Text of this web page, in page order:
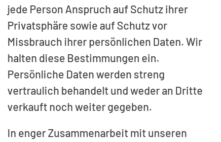
jede Person Anspruch auf Schutz ihrer
Privatsphäre sowie auf Schutz vor
Missbrauch ihrer persönlichen Daten. Wir
halten diese Bestimmungen ein.
Persönliche Daten werden streng
vertraulich behandelt und weder an Dritte
verkauft noch weiter gegeben.
In enger Zusammenarbeit mit unseren